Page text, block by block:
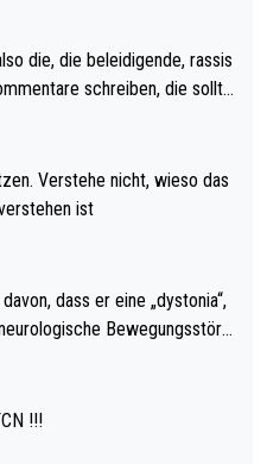
Dies war bei Archie Self letzt
Weltmeister durch
dass Mitchel sich das (in Ve
die, die beleidigende, rassis
schreiben, die sollte
wundert mich: Luke Little
der über Social Media GvV p
schießt öfters mal gegen Ric
Verstehe nicht, wieso das
ist
dass er eine „dystonia“,
Bewegungsstöru
ihm helfen! Ich glau
Dartits-Fälle fälschlich psy
!!!